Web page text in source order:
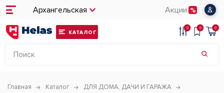
Архангельская Акции
КАТАЛОГ
0 0 0
Главная Каталог
ДЛЯ ДОМА, ДАЧИ И ГАРАЖА